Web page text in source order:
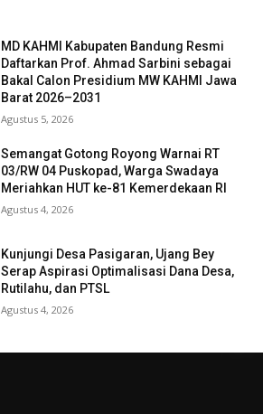
MD KAHMI Kabupaten Bandung Resmi
Daftarkan Prof. Ahmad Sarbini sebagai
Bakal Calon Presidium MW KAHMI Jawa
Barat 2026–2031
Agustus 5, 2026
Semangat Gotong Royong Warnai RT
03/RW 04 Puskopad, Warga Swadaya
Meriahkan HUT ke-81 Kemerdekaan RI
Agustus 4, 2026
Kunjungi Desa Pasigaran, Ujang Bey
Serap Aspirasi Optimalisasi Dana Desa,
Rutilahu, dan PTSL
Agustus 4, 2026